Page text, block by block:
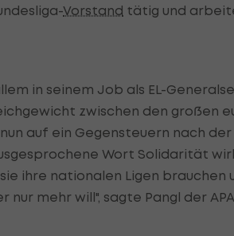
Vorstand tätig und
in seinem Job als EL-
zwischen den großen
auf ein Gegensteuern nach
Wort Solidarität
ihre nationalen Ligen
nur mehr will", sagte Pangl der